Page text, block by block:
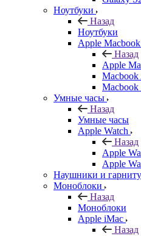
Ноутбуки
Назад
Ноутбуки
Apple Macbook
Назад
Apple
Macbook
Macbook
Умные часы
Назад
Умные часы
Apple Watch
Назад
Apple
Apple
Наушники и
Моноблоки
Назад
Моноблоки
Apple iMac
Назад